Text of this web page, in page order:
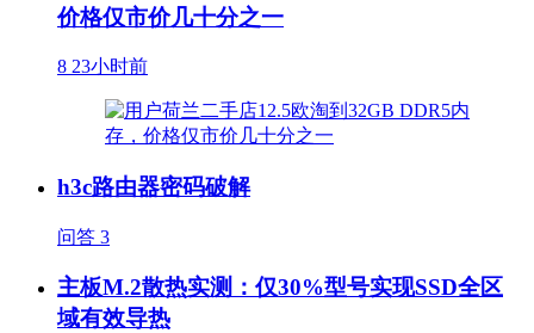
价格仅市价几十分之一
8 23小时前
h3c路由器密码破解
问答 3
主板M.2散热实测：仅30%型号实现SSD全区
域有效导热